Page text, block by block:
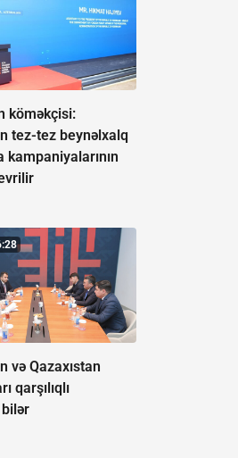
köməkçisi:
tez-tez beynəlxalq
kampaniyalarının
və Qazaxıstan
qarşılıqlı